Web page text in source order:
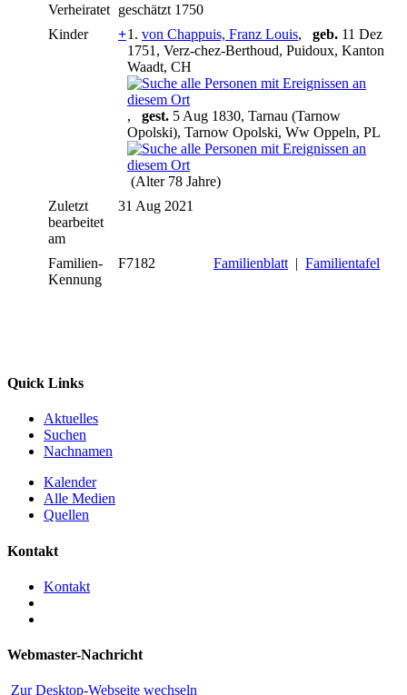
Verheiratet geschätzt 1750
Kinder
+1. von Chappuis, Franz Louis, geb. 11 Dez
1751, Verz-chez-Berthoud, Puidoux, Kanton
Waadt, CH
, gest. 5 Aug 1830, Tarnau (Tarnow
Opolski), Tarnow Opolski, Ww Oppeln, PL
(Alter 78 Jahre)
Zuletzt
bearbeitet
am
31 Aug 2021
Familien-
Kennung
F7182 Familienblatt | Familientafel
Quick Links
Aktuelles
Suchen
Nachnamen
Kalender
Alle Medien
Quellen
Kontakt
Kontakt
Webmaster-Nachricht
Zur Desktop-Webseite wechseln